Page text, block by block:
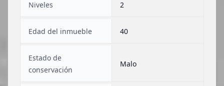
Niveles 2
Edad del inmueble 40
Estado de
conservación
Malo